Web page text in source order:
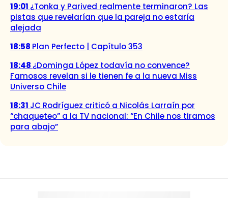
19:01 ¿Tonka y Parived realmente terminaron? Las
pistas que revelarían que la pareja no estaría
alejada
18:58 Plan Perfecto | Capítulo 353
18:48 ¿Dominga López todavía no convence?
Famosos revelan si le tienen fe a la nueva Miss
Universo Chile
18:31 JC Rodríguez criticó a Nicolás Larraín por
“chaqueteo” a la TV nacional: “En Chile nos tiramos
para abajo”